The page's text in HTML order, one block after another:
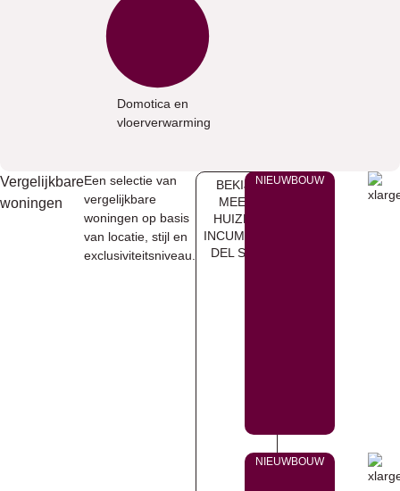
Domotica en
vloerverwarming
Vergelijkbare
woningen
Een selectie van
vergelijkbare
woningen op basis
van locatie, stijl en
exclusiviteitsniveau.
BEKIJK
MEER
HUIZEN
INCUMBRE
DEL SOL
NIEUWBOUW
NIEUWBOUW